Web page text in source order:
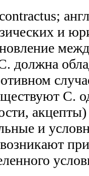
и
должна
С.
и